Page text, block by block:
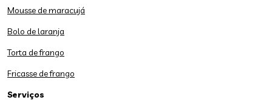
Mousse de maracujá
Bolo de laranja
Torta de frango
Fricasse de frango
Serviços